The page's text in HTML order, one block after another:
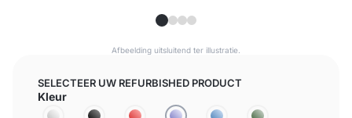
Afbeelding uitsluitend ter illustratie.
SELECTEER UW REFURBISHED PRODUCT
Kleur